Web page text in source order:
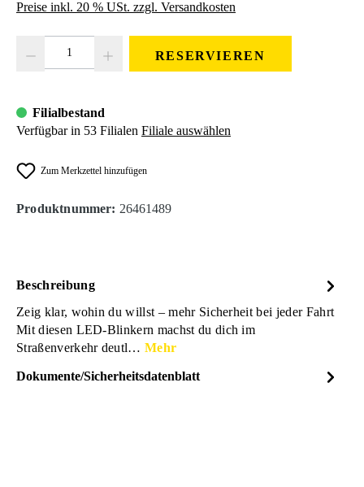
Preise inkl. 20 % USt. zzgl. Versandkosten
RESERVIEREN
Filialbestand
Verfügbar in 53 Filialen Filiale auswählen
Zum Merkzettel hinzufügen
Produktnummer: 26461489
Beschreibung
Zeig klar, wohin du willst – mehr Sicherheit bei jeder Fahrt
Mit diesen LED-Blinkern machst du dich im
Straßenverkehr deutl…Mehr
Dokumente/Sicherheitsdatenblatt